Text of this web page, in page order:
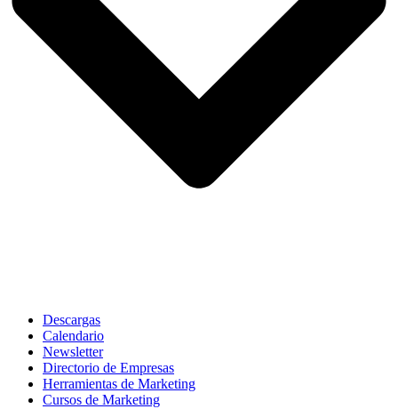
Descargas
Calendario
Newsletter
Directorio de Empresas
Herramientas de Marketing
Cursos de Marketing